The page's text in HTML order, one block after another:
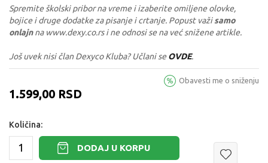
Spremite školski pribor na vreme i izaberite omiljene olovke,
bojice i druge dodatke za pisanje i crtanje. Popust važisamo
onlajnna www.dexy.co.rs i ne odnosi se na već snižene artikle.
Još uvek nisi član Dexyco Kluba? Učlani seOVDE.
1.599,00 RSD
Obavesti me o sniženju
Količina:
DODAJ U KORPU